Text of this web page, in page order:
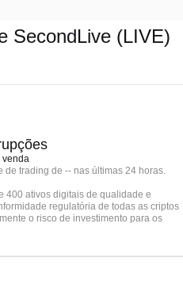
SecondLive (LIVE)
venda
de trading de -- nas últimas 24 horas.
400 ativos digitais de qualidade e
regulatória de todas as criptos
o risco de investimento para os